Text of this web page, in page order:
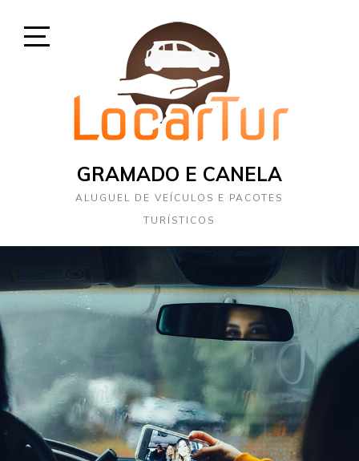
GRAMADO E CANELA
ALUGUEL DE VEÍCULOS E PACOTES
TURÍSTICOS